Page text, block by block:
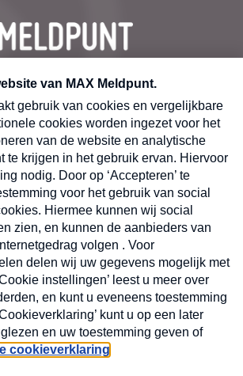
Volg ons op
Kwetsbaarheid
X
abonnement op de MAX
Elke maandag en
mailbox.